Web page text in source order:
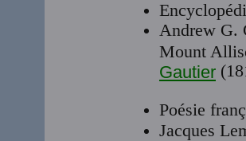
Andrew G.
Mount
Gautier
Poésie
Jacques